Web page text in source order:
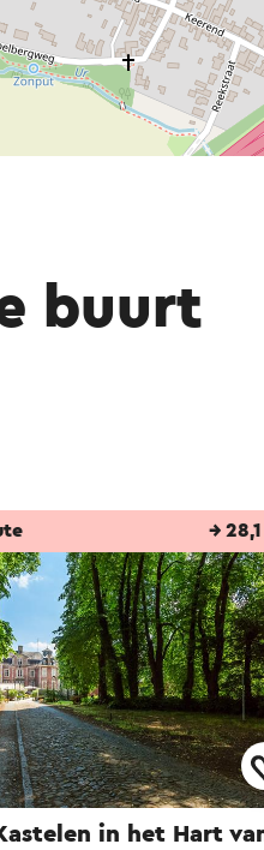
buurt
in het Hart
→